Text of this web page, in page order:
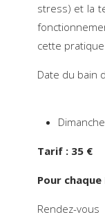
stress) et la
cette
Date du
Dimanche
Tarif : 35 €
Pour
Rendez-